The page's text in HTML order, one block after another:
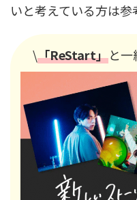
いと考えている方は参
\「ReStart」と